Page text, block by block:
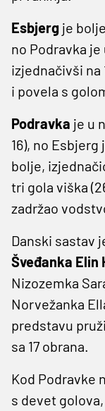
Esbjerg je
no Podravka
izjednačivši na
i povela s
Podravka je u
16), no
bolje,
tri gola viška
zadržao
Danski sastav
Šveđanka Elin
Nizozemka
Norvežanka
predstavu
sa 17 obrana.
Kod Podravke
s devet golova,